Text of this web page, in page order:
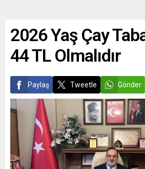
2026 Yaş Çay
44 TL Olmalıdır
Paylaş Tweetle Gönder